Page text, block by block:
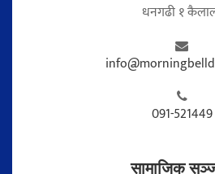
धनगढी १
091-521449